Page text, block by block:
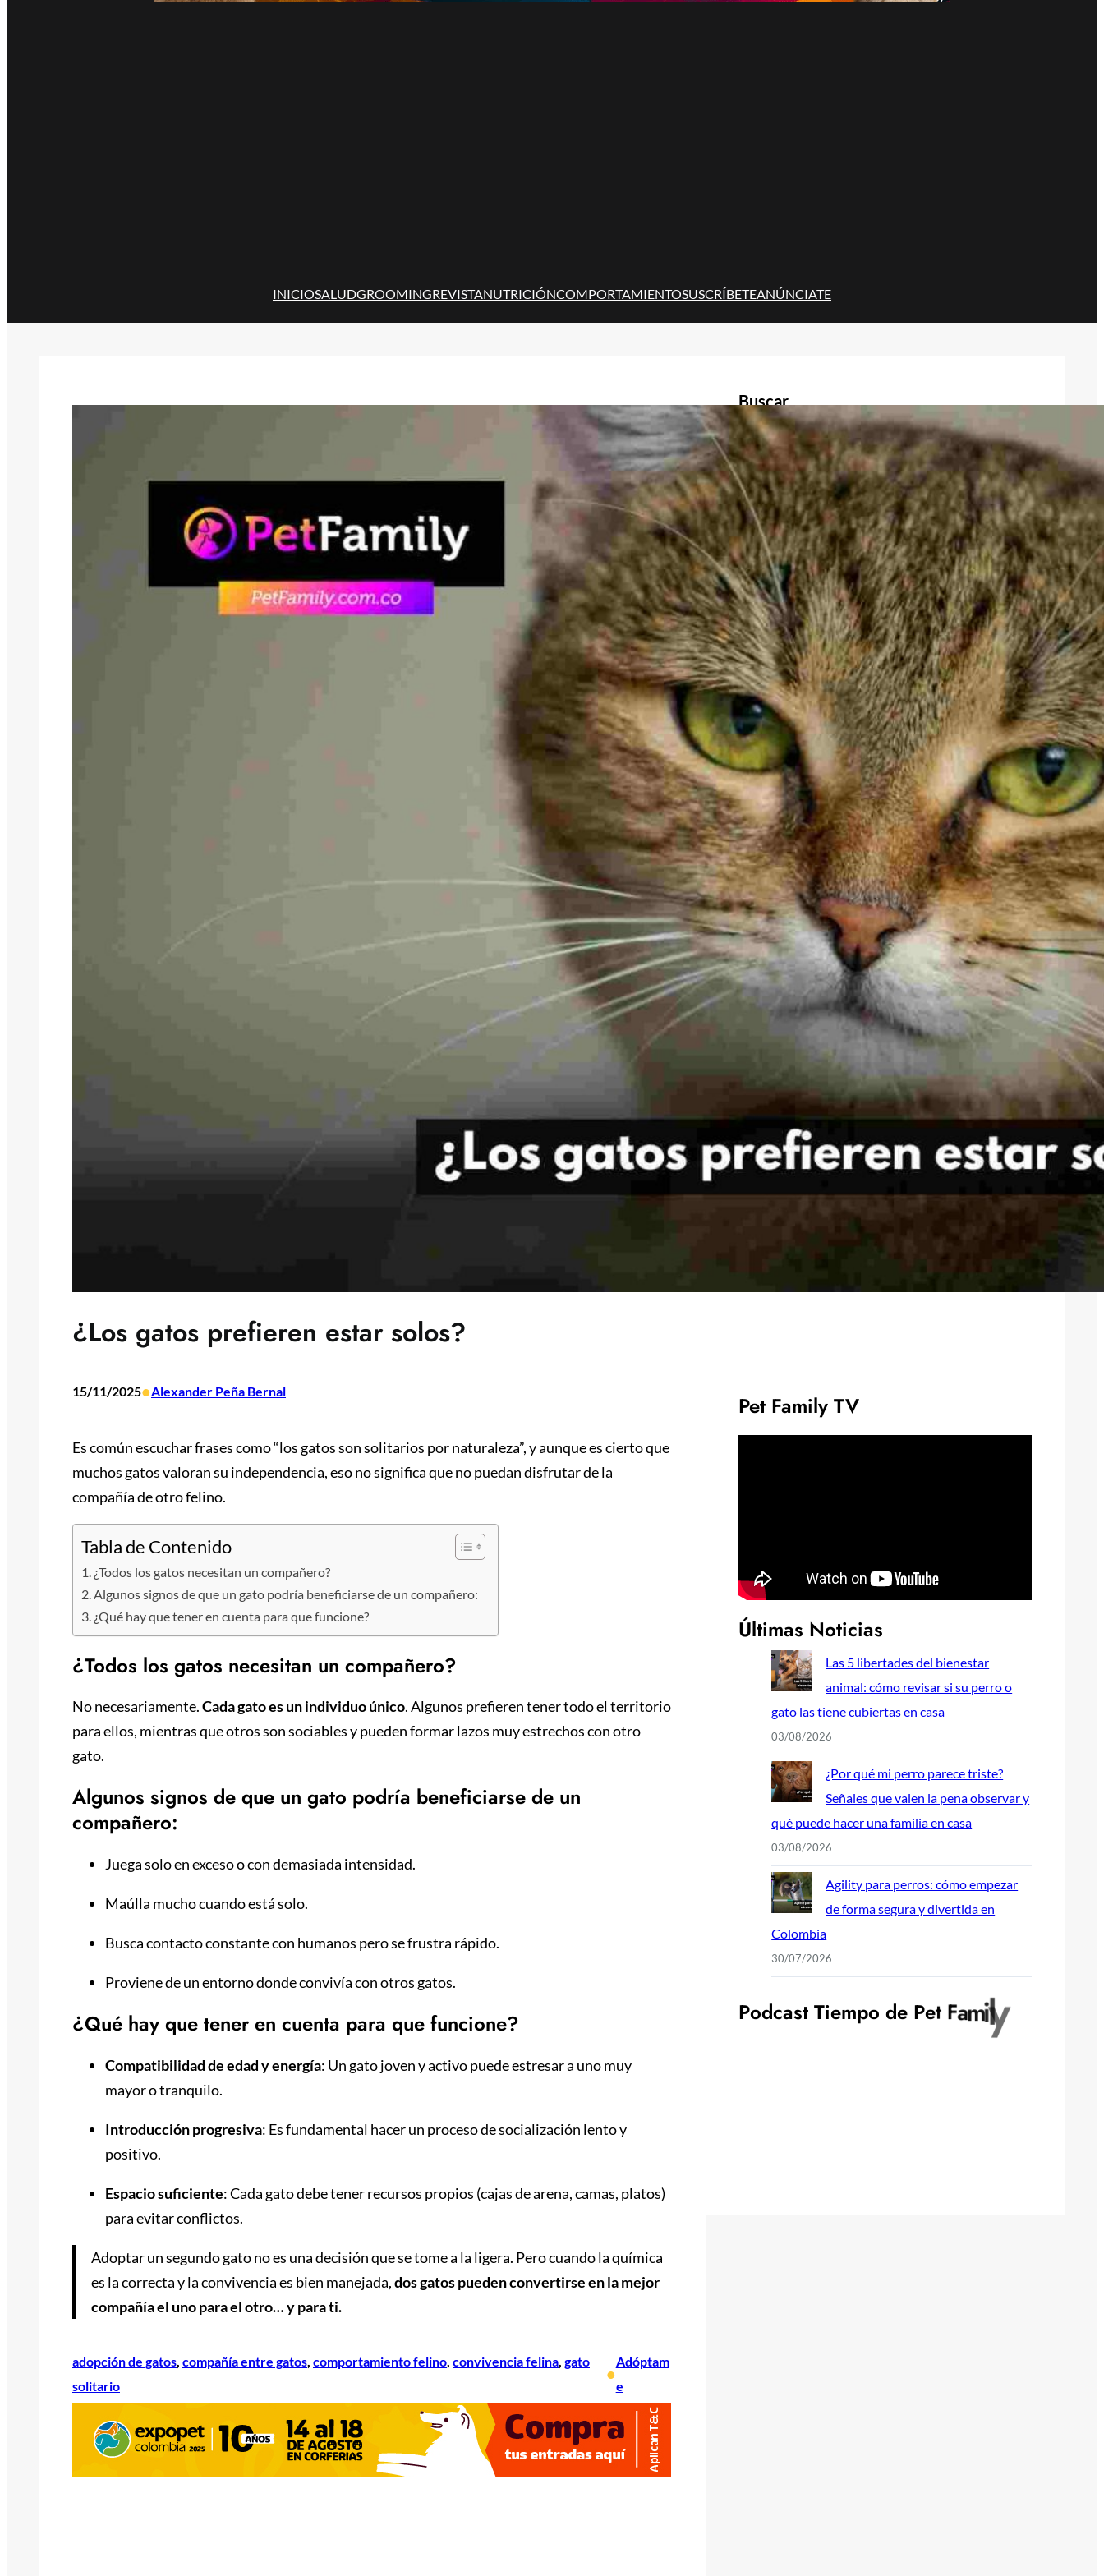
INICIOSALUDGROOMINGREVISTANUTRICIÓNCOMPORTAMIENTOSUSCRÍBETEANÚNCIATE
¿Los gatos prefieren estar solos?
15/11/2025•Alexander Peña Bernal
Es común escuchar frases como “los gatos son solitarios por naturaleza”, y aunque es cierto que
muchos gatos valoran su independencia, eso no significa que no puedan disfrutar de la
compañía de otro felino.
Tabla de Contenido
¿Todos los gatos necesitan un compañero?
Algunos signos de que un gato podría beneficiarse de un compañero:
¿Qué hay que tener en cuenta para que funcione?
¿Todos los gatos necesitan un compañero?
No necesariamente.Cada gato es un individuo único. Algunos prefieren tener todo el territorio
para ellos, mientras que otros son sociables y pueden formar lazos muy estrechos con otro
gato.
Algunos signos de que un gato podría beneficiarse de un
compañero:
Juega solo en exceso o con demasiada intensidad.
Maúlla mucho cuando está solo.
Busca contacto constante con humanos pero se frustra rápido.
Proviene de un entorno donde convivía con otros gatos.
¿Qué hay que tener en cuenta para que funcione?
Compatibilidad de edad y energía: Un gato joven y activo puede estresar a uno muy
mayor o tranquilo.
Introducción progresiva: Es fundamental hacer un proceso de socialización lento y
positivo.
Espacio suficiente: Cada gato debe tener recursos propios (cajas de arena, camas, platos)
para evitar conflictos.
Adoptar un segundo gato no es una decisión que se tome a la ligera. Pero cuando la química
es la correcta y la convivencia es bien manejada,dos gatos pueden convertirse en la mejor
compañía el uno para el otro… y para ti.
adopción de gatos compañía entre gatos comportamiento felino convivencia felina gato
solitario
•
Adóptam
e
Buscar
Buscar
Publicidad
Publicidad
Social Media
InstagramSpotify YouTube Facebook Twitter
Clic para suscribirte a la revista
Revista
Pet Family TV
Últimas Noticias
Las 5 libertades del bienestar
animal: cómo revisar si su perro o
gato las tiene cubiertas en casa
03/08/2026
¿Por qué mi perro parece triste?
Señales que valen la pena observar y
qué puede hacer una familia en casa
03/08/2026
Agility para perros: cómo empezar
de forma segura y divertida en
Colombia
30/07/2026
Podcast Tiempo de Pet Family